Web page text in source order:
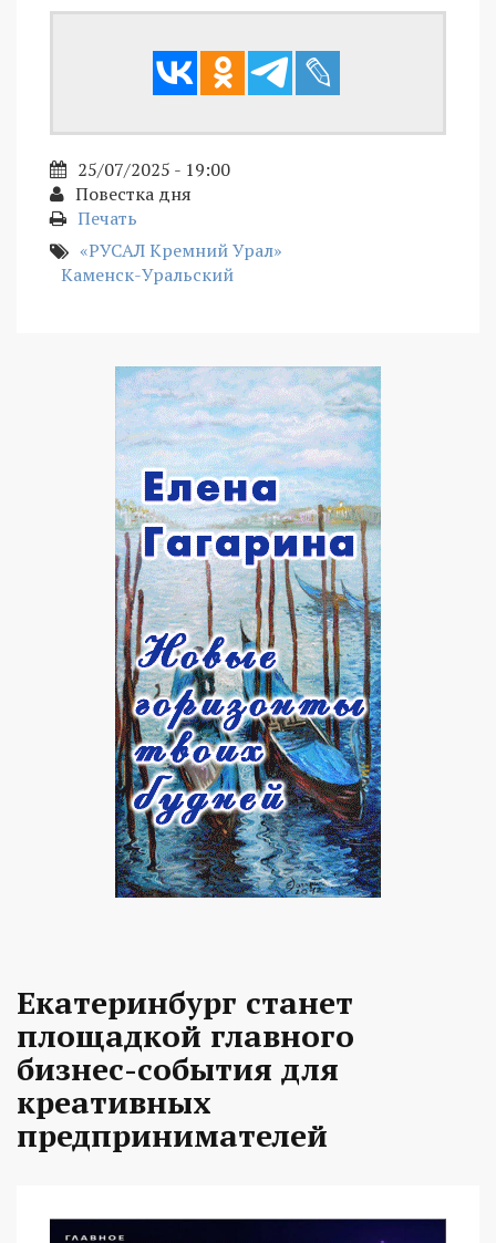
25/07/2025 - 19:00
Повестка дня
Печать
«РУСАЛ Кремний Урал»
Каменск-Уральский
Екатеринбург станет
площадкой главного
бизнес-события для
креативных
предпринимателей